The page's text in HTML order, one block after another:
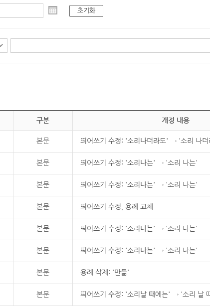
초기화
구분 개정 내용
본문 띄어쓰기 수정: '소리나더라도' → '소리 나더
본문 띄어쓰기 수정: '소리나는' → '소리 나는'
본문 띄어쓰기 수정: '소리나는' → '소리 나는'
본문 띄어쓰기 수정, 용례 교체
본문 띄어쓰기 수정: '소리나는' → '소리 나는'
본문 띄어쓰기 수정: '소리나는' → '소리 나는'
본문 용례 삭제: '만듦'
본문 띄어쓰기 수정: '소리날 때에는' → '소리 날